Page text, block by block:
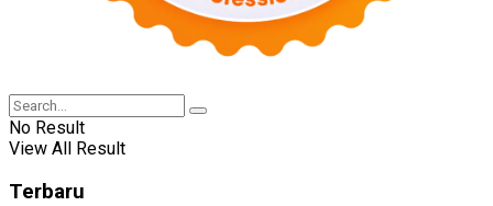
No Result
View All Result
Terbaru